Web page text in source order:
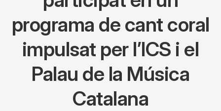
programa de cant coral
impulsat per l’ICS i el
Palau de la Música
Catalana